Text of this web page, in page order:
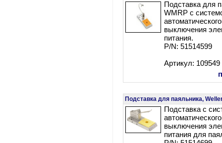
Подставка для
WMRP с
выключения
питания.
P/N: 51514599
Артикул: 109549
Подставка для паяльника,
Подставка с
выключения
питания для